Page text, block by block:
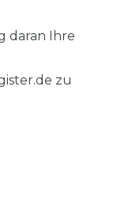
daran Ihre
zu